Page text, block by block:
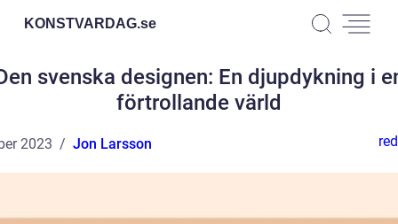
KONSTVARDAG.se
svenska designen: En djupdykning i
förtrollande värld
2023 Jon Larsson